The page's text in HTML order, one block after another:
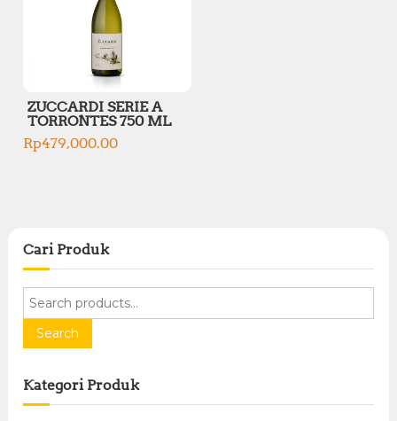
ZUCCARDI SERIE A
TORRONTES 750 ML
Rp479,000.00
Cari Produk
r
h
f
Search
Kategori Produk